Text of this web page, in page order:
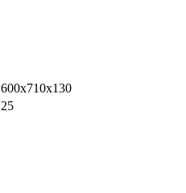
600x710x130
25